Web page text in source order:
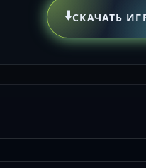
⬇️СКАЧАТЬ